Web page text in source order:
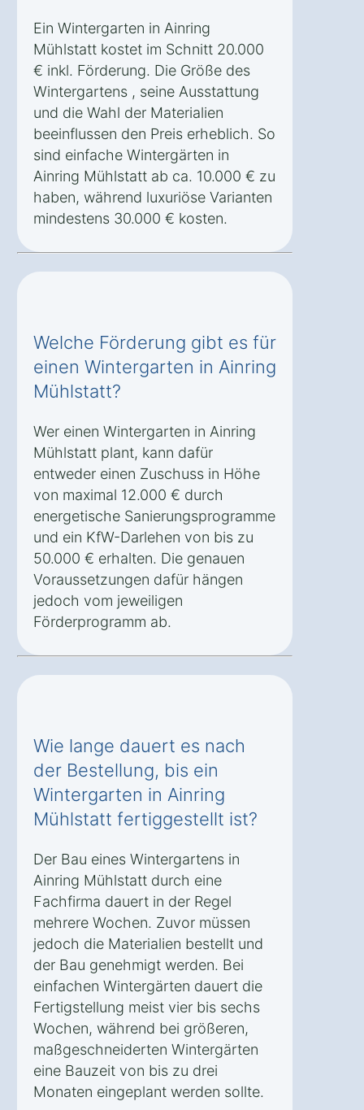
Ein Wintergarten in Ainring
Mühlstatt kostet im Schnitt 20.000
€ inkl. Förderung. Die Größe des
Wintergartens , seine Ausstattung
und die Wahl der Materialien
beeinflussen den Preis erheblich. So
sind einfache Wintergärten in
Ainring Mühlstatt ab ca. 10.000 € zu
haben, während luxuriöse Varianten
mindestens 30.000 € kosten.
Welche Förderung gibt es für
einen Wintergarten in Ainring
Mühlstatt?
Wer einen Wintergarten in Ainring
Mühlstatt plant, kann dafür
entweder einen Zuschuss in Höhe
von maximal 12.000 € durch
energetische Sanierungsprogramme
und ein KfW-Darlehen von bis zu
50.000 € erhalten. Die genauen
Voraussetzungen dafür hängen
jedoch vom jeweiligen
Förderprogramm ab.
Wie lange dauert es nach
der Bestellung, bis ein
Wintergarten in Ainring
Mühlstatt fertiggestellt ist?
Der Bau eines Wintergartens in
Ainring Mühlstatt durch eine
Fachfirma dauert in der Regel
mehrere Wochen. Zuvor müssen
jedoch die Materialien bestellt und
der Bau genehmigt werden. Bei
einfachen Wintergärten dauert die
Fertigstellung meist vier bis sechs
Wochen, während bei größeren,
maßgeschneiderten Wintergärten
eine Bauzeit von bis zu drei
Monaten eingeplant werden sollte.